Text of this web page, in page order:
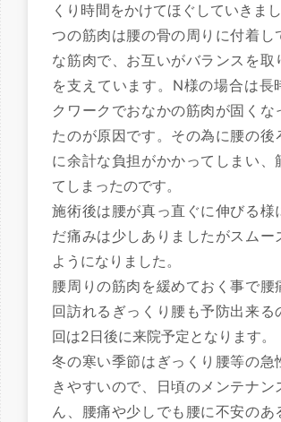
くり時間をかけてほぐしていきま
つの筋肉は腰の骨の周りに付着し
な筋肉で、お互いがバランスを取
を支えています。N様の場合は長
クワークでおなかの筋肉が固くな
たのが原因です。その為に腰の後
に余計な負担がかかってしまい、
てしまったのです。
施術後は腰が真っ直ぐに伸びる様
だ痛みは少しありましたがスムー
ようになりました。
腰周りの筋肉を緩めておく事で腰
回訪れるぎっくり腰も予防出来る
回は2日後に来院予定となります。
冬の寒い季節はぎっくり腰等の急
きやすいので、日頃のメンテナン
ん、腰痛や少しでも腰に不安のあ